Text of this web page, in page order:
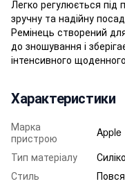
Легко регулюється під
зручну та надійну
Ремінець створений
до зношування і
інтенсивного
Характеристики
Марка
пристрою
Apple
Тип матеріалу
Стиль